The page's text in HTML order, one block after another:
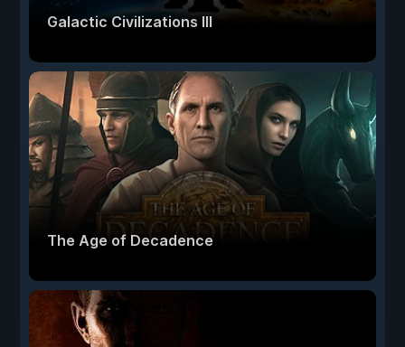
Galactic Civilizations III
The Age of Decadence